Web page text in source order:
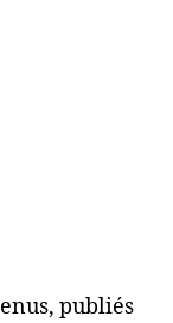
publiés